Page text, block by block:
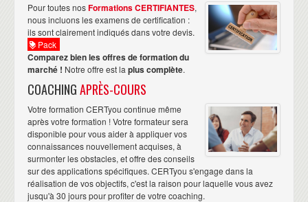
Pour toutes nosFormations CERTIFIANTES,
nous incluons les examens de certification :
ils sont clairement indiqués dans votre devis.
Pack
Comparez bien les offres de formation du
marché ! Notre offre est la plus complète.
COACHINGAPRÈS-COURS
Votre formation CERTyou continue même
après votre formation ! Votre formateur sera
disponible pour vous aider à appliquer vos
connaissances nouvellement acquises, à
surmonter les obstacles, et offre des conseils
sur des applications spécifiques. CERTyou s'engage dans la
réalisation de vos objectifs, c'est la raison pour laquelle vous avez
jusqu'à 30 jours pour profiter de votre coaching.